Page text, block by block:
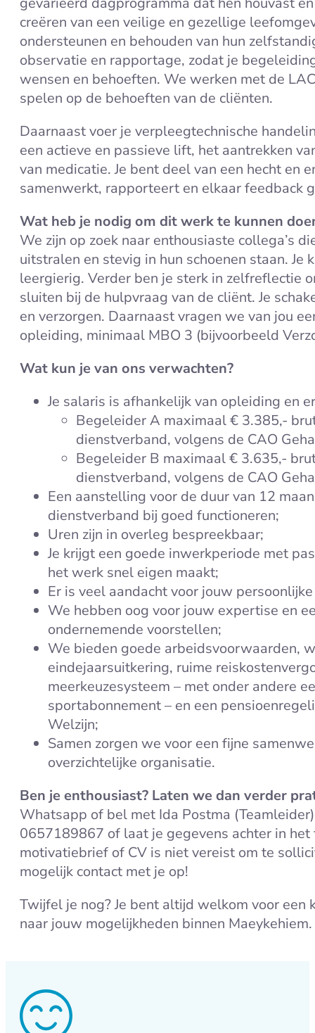
creëren van een veilige en gezellige
ondersteunen en behouden van hun
observatie en rapportage, zodat je
wensen en behoeften. We werken met de
spelen op de behoeften van de cliënten.
Daarnaast voer je verpleegtechnische
een actieve en passieve lift, het aantrekken
van medicatie. Je bent deel van een hecht en
samenwerkt, rapporteert en elkaar feedback
Wat heb je nodig om dit werk te kunnen
We zijn op zoek naar enthousiaste collega’s
uitstralen en stevig in hun schoenen staan. Je
leergierig. Verder ben je sterk in zelfreflectie
sluiten bij de hulpvraag van de cliënt. Je
en verzorgen. Daarnaast vragen we van jou
opleiding, minimaal MBO 3 (bijvoorbeeld
Wat kun je van ons verwachten?
Je salaris is afhankelijk van opleiding en
Begeleider A maximaal € 3.385,-
dienstverband, volgens de CAO
Begeleider B maximaal € 3.635,-
dienstverband, volgens de CAO
Een aanstelling voor de duur van 12
dienstverband bij goed functioneren;
Uren zijn in overleg bespreekbaar;
Je krijgt een goede inwerkperiode met
het werk snel eigen maakt;
Er is veel aandacht voor jouw
We hebben oog voor jouw expertise en
ondernemende voorstellen;
We bieden goede arbeidsvoorwaarden,
eindejaarsuitkering, ruime
meerkeuzesysteem – met onder andere
sportabonnement – en een
Welzijn;
Samen zorgen we voor een fijne
overzichtelijke organisatie.
Ben je enthousiast? Laten we dan verder
Whatsapp of bel met Ida Postma
0657189867 of laat je gegevens achter in
motivatiebrief of CV is niet vereist om te
mogelijk contact met je op!
Twijfel je nog? Je bent altijd welkom voor een
naar jouw mogelijkheden binnen Maeykehiem.